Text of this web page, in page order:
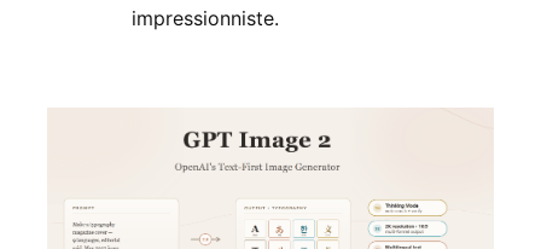
impressionniste.